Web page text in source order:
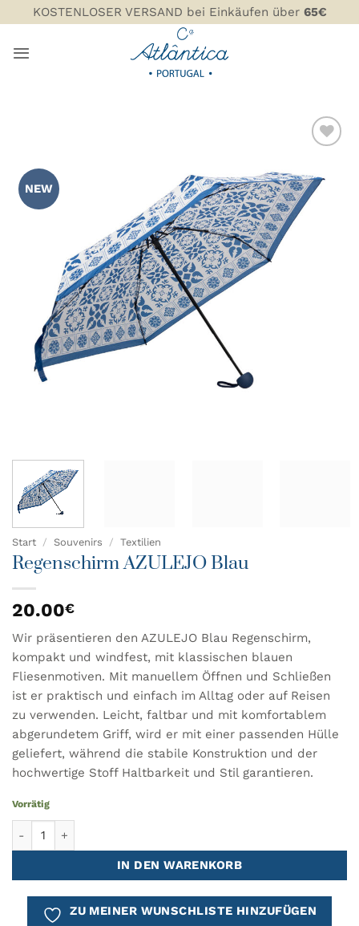
Inhalt
springen
KOSTENLOSER VERSAND bei Einkäufen über 65€
NEW
WUNSCHLISTE
HINZUFÜGEN
Start / Souvenirs / Textilien
Regenschirm AZULEJO Blau
20.00€
Wir präsentieren den AZULEJO Blau Regenschirm,
kompakt und windfest, mit klassischen blauen
Fliesenmotiven. Mit manuellem Öffnen und Schließen
ist er praktisch und einfach im Alltag oder auf Reisen
zu verwenden. Leicht, faltbar und mit komfortablem
abgerundetem Griff, wird er mit einer passenden Hülle
geliefert, während die stabile Konstruktion und der
hochwertige Stoff Haltbarkeit und Stil garantieren.
Vorrätig
IN DEN WARENKORB
ZU MEINER WUNSCHLISTE HINZUFÜGEN